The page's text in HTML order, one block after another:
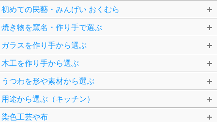
初めての民藝・みんげい おくむら
焼き物を窯名・作り手で選ぶ
ガラスを作り手から選ぶ
木工を作り手から選ぶ
うつわを形や素材から選ぶ
用途から選ぶ（キッチン）
染色工芸や布